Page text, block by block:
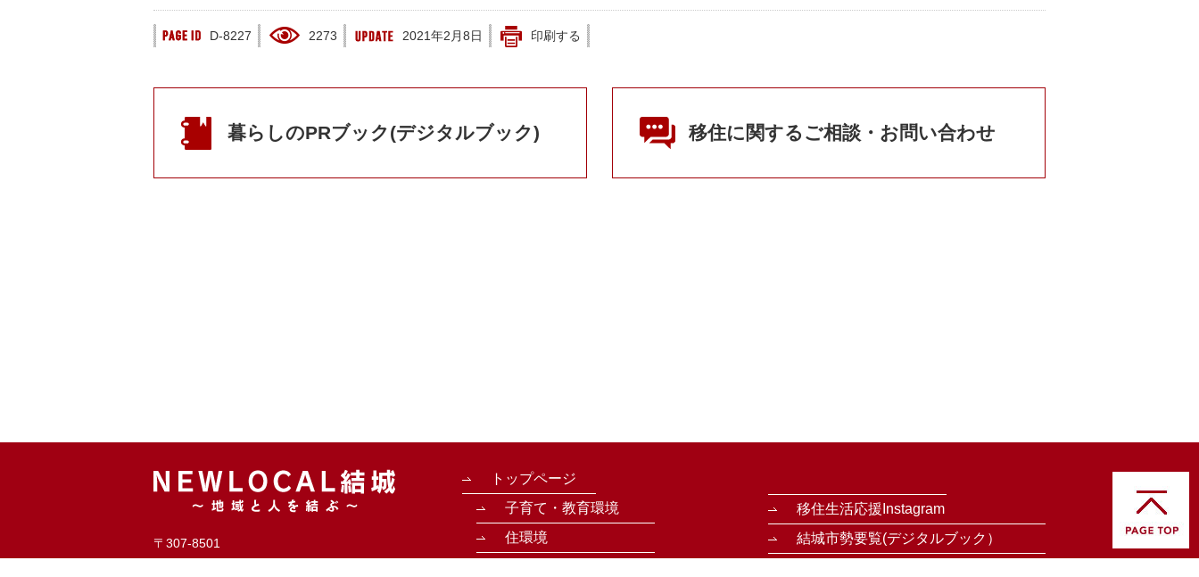
D-8227 2273 2021年2月8日 印刷する
暮らしのPRブック(デジタルブック) 移住に関するご相談・お問い合わせ
「結城で暮らす」
〒307-8501
トップページ
子育て・教育環境
住環境
移住生活応援Instagram
結城市勢要覧(デジタルブック）